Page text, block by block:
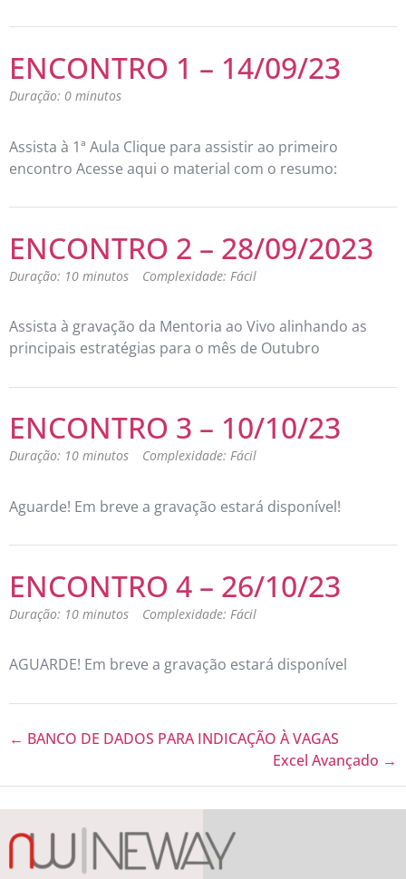
ENCONTRO 1 – 14/09/23
Duração: 0 minutos
Assista à 1ª Aula Clique para assistir ao primeiro
encontro Acesse aqui o material com o resumo:
ENCONTRO 2 – 28/09/2023
Duração: 10 minutos Complexidade: Fácil
Assista à gravação da Mentoria ao Vivo alinhando as
principais estratégias para o mês de Outubro
ENCONTRO 3 – 10/10/23
Duração: 10 minutos Complexidade: Fácil
Aguarde! Em breve a gravação estará disponível!
ENCONTRO 4 – 26/10/23
Duração: 10 minutos Complexidade: Fácil
AGUARDE! Em breve a gravação estará disponível
BANCO DE DADOS PARA INDICAÇÃO À VAGAS
Excel Avançado